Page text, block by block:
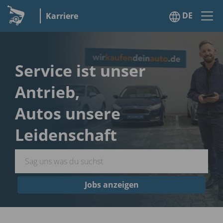
Karriere DE
Service ist unser
Antrieb,
Autos unsere
Leidenschaft
Jobs anzeigen